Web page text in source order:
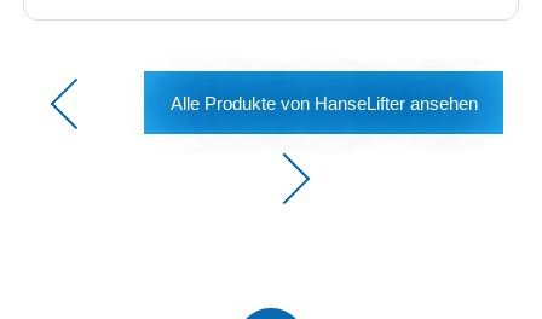
Alle Produkte von HanseLifter ansehen